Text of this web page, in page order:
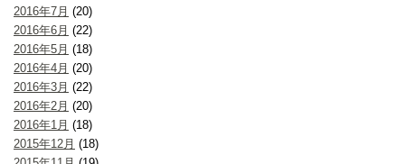
2016年7月 (20)
2016年6月 (22)
2016年5月 (18)
2016年4月 (20)
2016年3月 (22)
2016年2月 (20)
2016年1月 (18)
2015年12月 (18)